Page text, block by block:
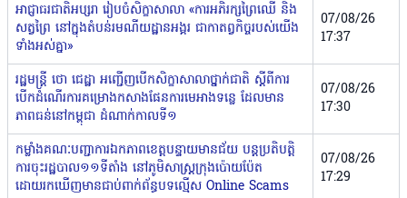
អាជ្ញាធរជាតិអប្សរា រៀបចំសិក្ខាសាលា «ការអភិរក្សព្រៃឈើ និង
សត្វព្រៃ នៅក្នុងតំបន់រមណីយដ្ឋានអង្គរ ជាកាតព្វកិច្ចរបស់យើង
ទាំងអស់គ្នា»
07/08/26
17:37
រដ្ឋមន្ត្រី ថោ ជេដ្ឋា អញ្ជើញបើកសិក្ខាសាលាថ្នាក់ជាតិ ស្ដីពីការ
បើកដំណើរការគម្រោងកសាងផែនការមេអាងទន្លេ ដែលមាន
ភាពធន់នៅកម្ពុជា ដំណាក់កាលទី១
07/08/26
17:30
កម្លាំងគណៈបញ្ជាការឯកភាពខេត្ដបន្ទាយមានជ័យ បន្ដប្រតិបត្ដិ
ការចុះរដ្ឋបាល១១ទីតាំង នៅភូមិសាស្ដ្រក្រុងប៉ោយប៉ែត
ដោយរកឃើញមានជាប់ពាក់ព័ន្ធបទល្មើស Online Scams
07/08/26
17:29